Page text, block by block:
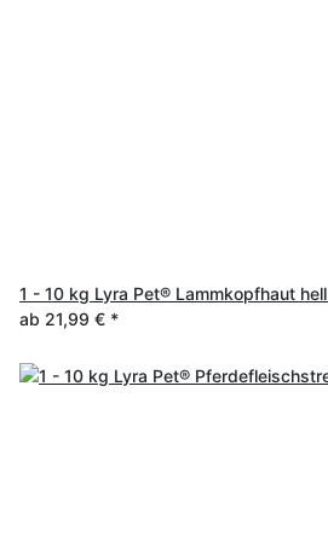
1 - 10 kg Lyra Pet® Lammkopfhaut hell
ab 21,99 € *